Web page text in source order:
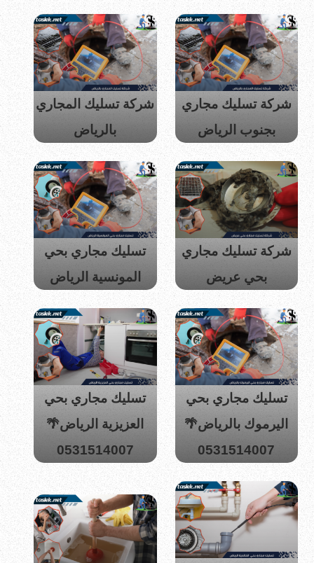
شركة تسليك مجاري
بجنوب الرياض
شركة تسليك المجاري
بالرياض
شركة تسليك مجاري
بحي عريض
تسليك مجاري بحي
المونسية الرياض
تسليك مجاري بحي
اليرموك بالرياض🌴
0531514007
تسليك مجاري بحي
العزيزية الرياض🌴
0531514007